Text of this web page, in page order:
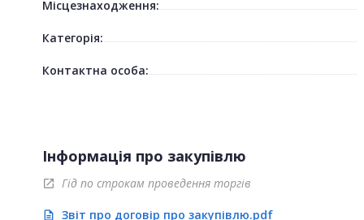
Місцезнаходження:
Категорія:
Контактна особа:
Інформація про закупівлю
open_in_new Гід по строкам проведення торгів
description Звіт про договір про закупівлю.pdf